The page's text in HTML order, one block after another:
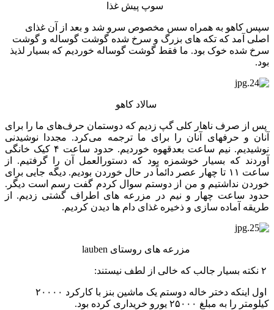
سوپ پیش غذا
سپس کاهو به همراه سس مخصوص سرو شد و بعد از آن غذای
اصلی آمد که تکه های بزرگ و سرخ شده گوشت گوساله و گوشت
سرخ شده خوک بود. ما فقط گوشت گوساله خوردیم که بسیار لذیذ
بود.
سالاد کاهو
پس از صرف ناهار کلی گپ زدیم که دوستمان حرف‌های ما را برای
آنان و حرفهای آنان را برای ما ترجمه می‌کرد. مجددا نوشیدنی
نوشیدیم. نیم ساعت بعدقهوه خوردیم. حدود ساعت ۴ کیک خانگی
آوردند که بسیار خوشمزه بود که دستورالعمل آن را گرفتیم. از
ساعت ۱۱ تا چهار عصر دائماً در حال خوردن بودیم. دیگه جایی برای
خوردن نداشتیم و من از دوستم سوال کردم گفت رسم است دیگر.
حدود ساعت چهار و نیم در مزرعه های اطراف گشتی زدیم. از
طریقه آماده سازی و ذخیره غذای دام ها دیدن کردیم.
مزرعه های روستای lauben
اول اینکه دختر خاله دوستم یک ماشین بنز با کارکرد ۲۰۰۰۰
کیلومتر را به مبلغ ۲۵۰۰۰ یورو خریداری کرده بود.